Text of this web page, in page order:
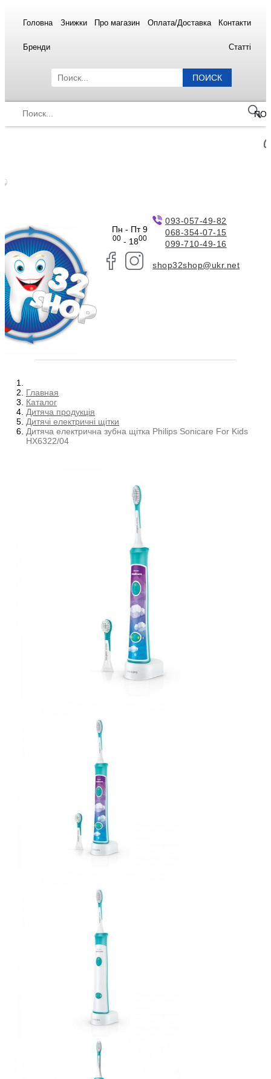
Головна Знижки Про магазин Оплата/Доставка Контакти
Бренди Статті
ПОИСК
Пн - Пт 9
00- 1800
093-057-49-82
068-354-07-15
099-710-49-16
shop32shop@ukr.net
Главная
Каталог
Дитяча продукція
Дитячі електричні щітки
Дитяча електрична зубна щітка Philips Sonicare For Kids
HX6322/04